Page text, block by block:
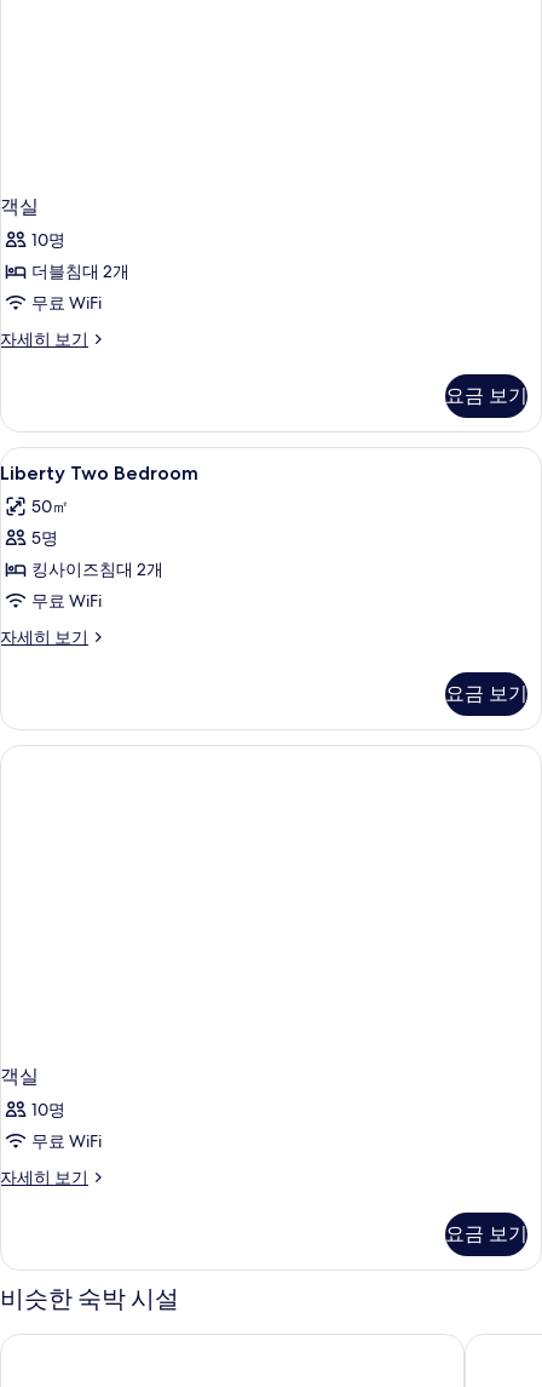
객실
10명
더블침대 2개
무료 WiFi
자세히 보기
객
히
보
기
요금 보기
Liberty
Two
Bedroom
사
진
모
두
고급 침구, 객실 내 금고, 다리미/다리
7
Liberty Two Bedroom
50㎡
5명
킹사이즈침대 2개
무료 WiFi
자세히 보기
Liberty
세
히
보
요금 보기
객실
10명
무료 WiFi
자세히 보기
객
히
보
기
요금 보기
비슷한 숙박 시설
아파트호텔 아다지오 런던 스트랫퍼드 목시 런